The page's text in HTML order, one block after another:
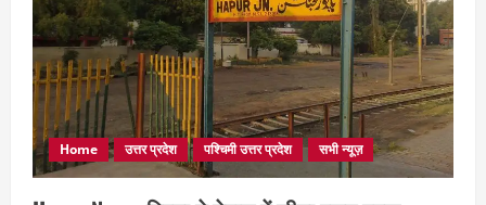
Home उत्तर प्रदेश पश्चिमी उत्तर प्रदेश सभी न्यूज़